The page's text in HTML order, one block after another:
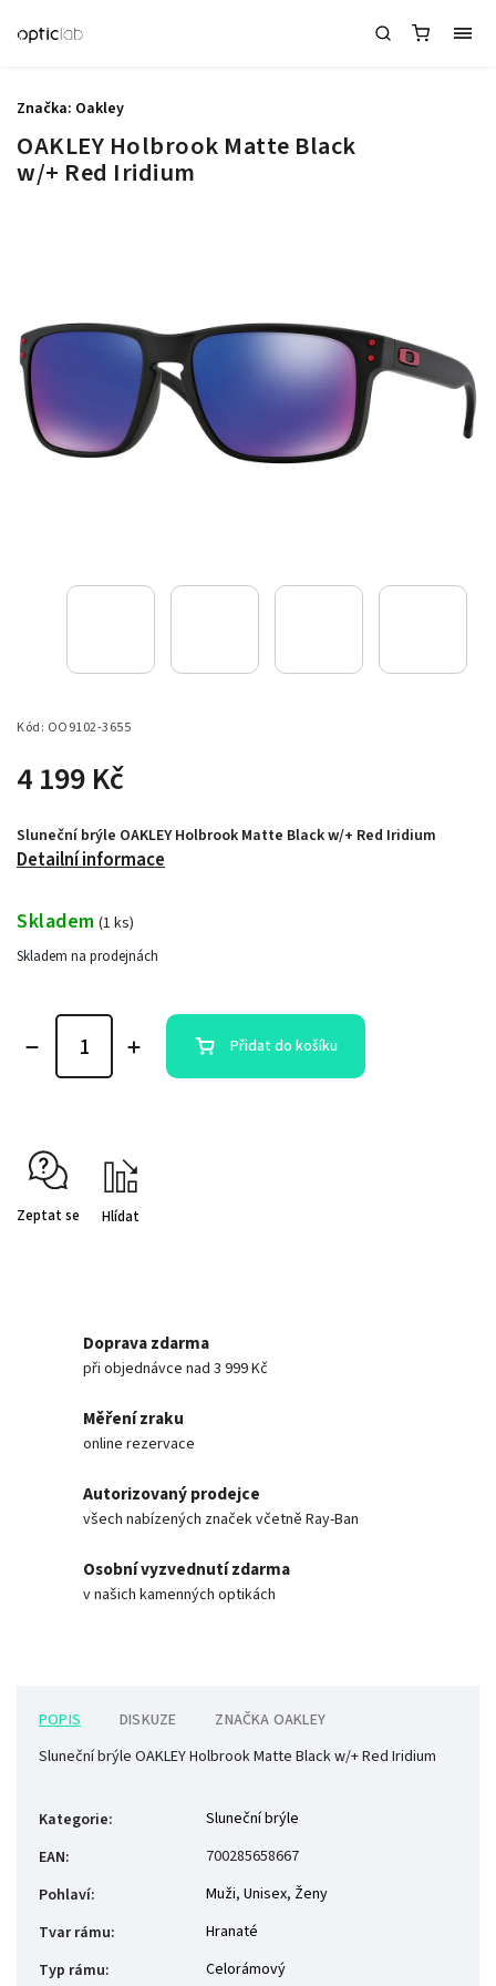
OAKLEY Holbrook Matte Black
w/+ Red Iridium
Kód: OO9102-3655
4 199 Kč
Sluneční brýle OAKLEY Holbrook Matte Black w/+ Red Iridium
Detailní informace
Značka: Oakley
Skladem (1 ks)
Skladem na prodejnách
Přidat do košíku
Zeptat se Hlídat
Doprava zdarma
při objednávce nad 3 999 Kč
Měření zraku
online rezervace
Autorizovaný prodejce
všech nabízených značek včetně Ray-Ban
Osobní vyzvednutí zdarma
v našich kamenných optikách
POPIS DISKUZE ZNAČKA OAKLEY
Sluneční brýle OAKLEY Holbrook Matte Black w/+ Red Iridium
Kategorie:
Sluneční brýle
EAN:
700285658667
Pohlaví: Muži, Unisex, Ženy
Tvar rámu:
Hranaté
Typ rámu: Celorámový